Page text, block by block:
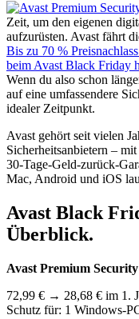
Zeit, um den eigenen
aufzurüsten. Avast fährt
Bis zu 70 %
beim Avast Black Friday
Wenn du also schon
auf eine umfassendere
idealer Zeitpunkt.
Avast gehört seit vielen
Sicherheitsanbietern –
30-Tage-Geld-zurück-
Mac, Android und iOS
Avast Black
Überblick.
Avast Premium
72,99 € → 28,68 € im 1.
Schutz für: 1 Windows-